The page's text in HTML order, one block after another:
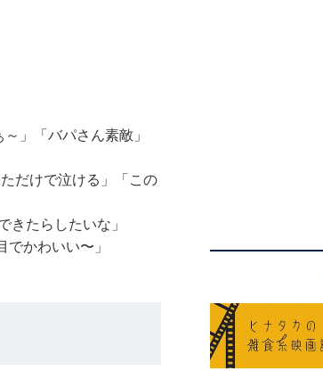
」「バパさん素敵」
だけで泣ける」「この
きたらしたいな」
かわいい〜」